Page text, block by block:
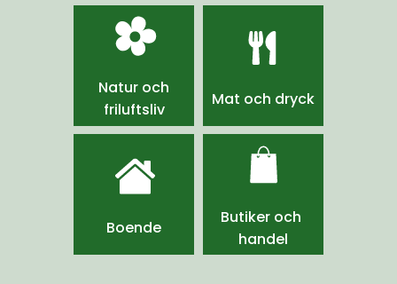
Natur och
friluftsliv
Mat och dryck
Boende
Butiker och
handel